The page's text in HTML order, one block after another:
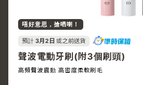
唔好意思，搶哂喇！
預計 3月2日 或之前送貨
聲波電動牙刷(附3個刷頭)
高頻聲波震動 高密度柔軟刷毛